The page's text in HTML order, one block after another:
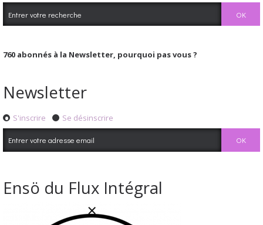
760 abonnés à la Newsletter, pourquoi pas vous ?
Newsletter
S'inscrire Se désinscrire
Ensö du Flux Intégral